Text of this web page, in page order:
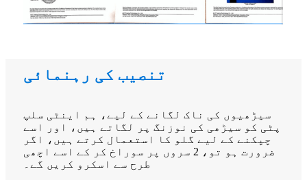
تنصیب کی رہنمائی
سیڑھیوں کی ناک لگانے کے لیے، ہم اینٹی سلپ
پٹی کو سیڑھی کی نوزنگ پر لگاتے ہیں، اور اسے
چپکنے کے لیے گلو کا استعمال کرتے ہیں، اگر
ضرورت ہو تو، 2 سروں پر سوراخ کر کے اسے اچھی
طرح سے اسکرو کریں گے۔